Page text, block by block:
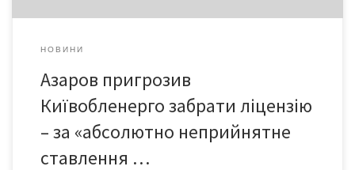
НОВИНИ
Азаров пригрозив
Київобленерго забрати ліцензію
– за «абсолютно неприйнятне
ставлення …